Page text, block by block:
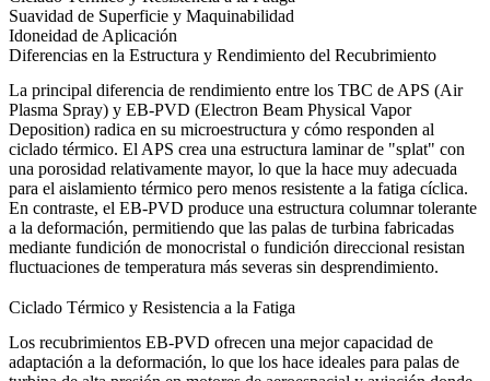
Suavidad de Superficie y Maquinabilidad
Idoneidad de Aplicación
Diferencias en la Estructura y Rendimiento del Recubrimiento
La principal diferencia de rendimiento entre los TBC de APS (Air
Plasma Spray) y EB-PVD (Electron Beam Physical Vapor
Deposition) radica en su microestructura y cómo responden al
ciclado térmico. El APS crea una estructura laminar de "splat" con
una porosidad relativamente mayor, lo que la hace muy adecuada
para el aislamiento térmico pero menos resistente a la fatiga cíclica.
En contraste, el EB-PVD produce una estructura columnar tolerante
a la deformación, permitiendo que las palas de turbina fabricadas
mediante fundición de monocristal o fundición direccional resistan
fluctuaciones de temperatura más severas sin desprendimiento.
Ciclado Térmico y Resistencia a la Fatiga
Los recubrimientos EB-PVD ofrecen una mejor capacidad de
adaptación a la deformación, lo que los hace ideales para palas de